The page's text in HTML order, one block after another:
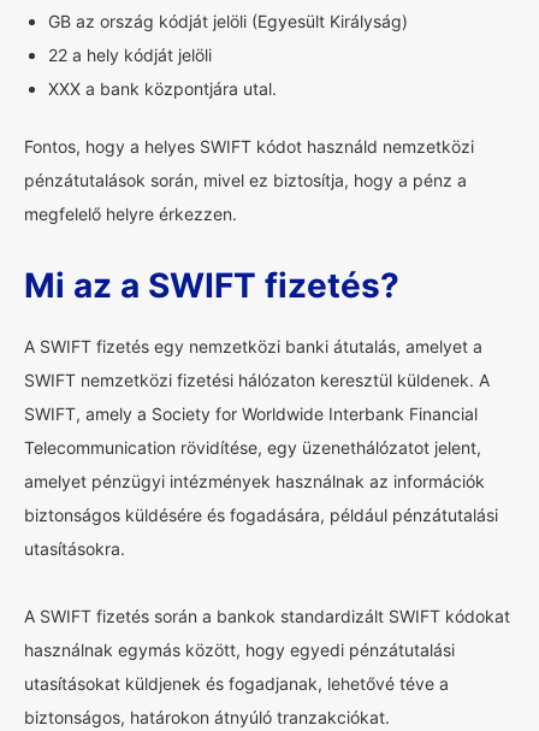
GB az ország kódját jelöli (Egyesült Királyság)
22 a hely kódját jelöli
XXX a bank központjára utal.
Fontos, hogy a helyes SWIFT kódot használd nemzetközi
pénzátutalások során, mivel ez biztosítja, hogy a pénz a
megfelelő helyre érkezzen.
Mi az a SWIFT fizetés?
A SWIFT fizetés egy nemzetközi banki átutalás, amelyet a
SWIFT nemzetközi fizetési hálózaton keresztül küldenek. A
SWIFT, amely a Society for Worldwide Interbank Financial
Telecommunication rövidítése, egy üzenethálózatot jelent,
amelyet pénzügyi intézmények használnak az információk
biztonságos küldésére és fogadására, például pénzátutalási
utasításokra.
A SWIFT fizetés során a bankok standardizált SWIFT kódokat
használnak egymás között, hogy egyedi pénzátutalási
utasításokat küldjenek és fogadjanak, lehetővé téve a
biztonságos, határokon átnyúló tranzakciókat.